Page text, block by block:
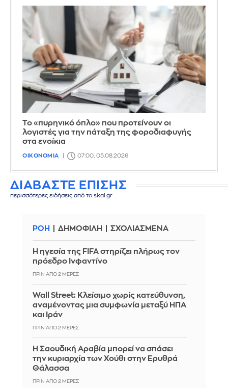
Το «πυρηνικό όπλο» που προτείνουν οι
λογιστές για την πάταξη της φοροδιαφυγής
στα ενοίκια
ΟΙΚΟΝΟΜΙΑ 07:00, 05.08.2026
ΔΙΑΒΑΣΤΕ ΕΠΙΣΗΣ
περισσότερες ειδήσεις από το skai.gr
ΡΟΗ ΔΗΜΟΦΙΛΗ ΣΧΟΛΙΑΣΜΕΝΑ
Η ηγεσία της FIFA στηρίζει πλήρως τον
πρόεδρο Ινφαντίνο
ΠΡΙΝ ΑΠΌ 2 ΜΈΡΕΣ
Wall Street: Κλείσιμο χωρίς κατεύθυνση,
αναμένοντας μια συμφωνία μεταξύ ΗΠΑ
και Ιράν
ΠΡΙΝ ΑΠΌ 2 ΜΈΡΕΣ
Η Σαουδική Αραβία μπορεί να σπάσει
την κυριαρχία των Χούθι στην Ερυθρά
Θάλασσα
ΠΡΙΝ ΑΠΌ 2 ΜΈΡΕΣ